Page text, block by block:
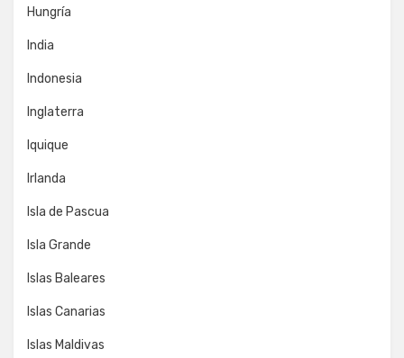
Hungría
India
Indonesia
Inglaterra
Iquique
Irlanda
Isla de Pascua
Isla Grande
Islas Baleares
Islas Canarias
Islas Maldivas